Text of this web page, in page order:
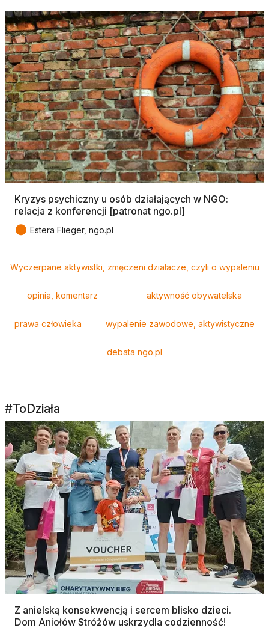
Kryzys psychiczny u osób działających w NGO:
relacja z konferencji [patronat ngo.pl]
● Estera Flieger, ngo.pl
Wyczerpane aktywistki, zmęczeni działacze, czyli o wypaleniu
opinia, komentarz aktywność obywatelska
prawa człowieka wypalenie zawodowe, aktywistyczne
debata ngo.pl
#ToDziała
Z anielską konsekwencją i sercem blisko dzieci.
Dom Aniołów Stróżów uskrzydla codzienność!